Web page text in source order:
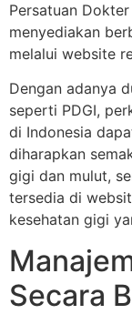
Persatuan
menyediakan
melalui website
Dengan adanya
seperti PDGI,
di Indonesia
diharapkan
gigi dan mulut,
tersedia di
kesehatan gigi
Secara